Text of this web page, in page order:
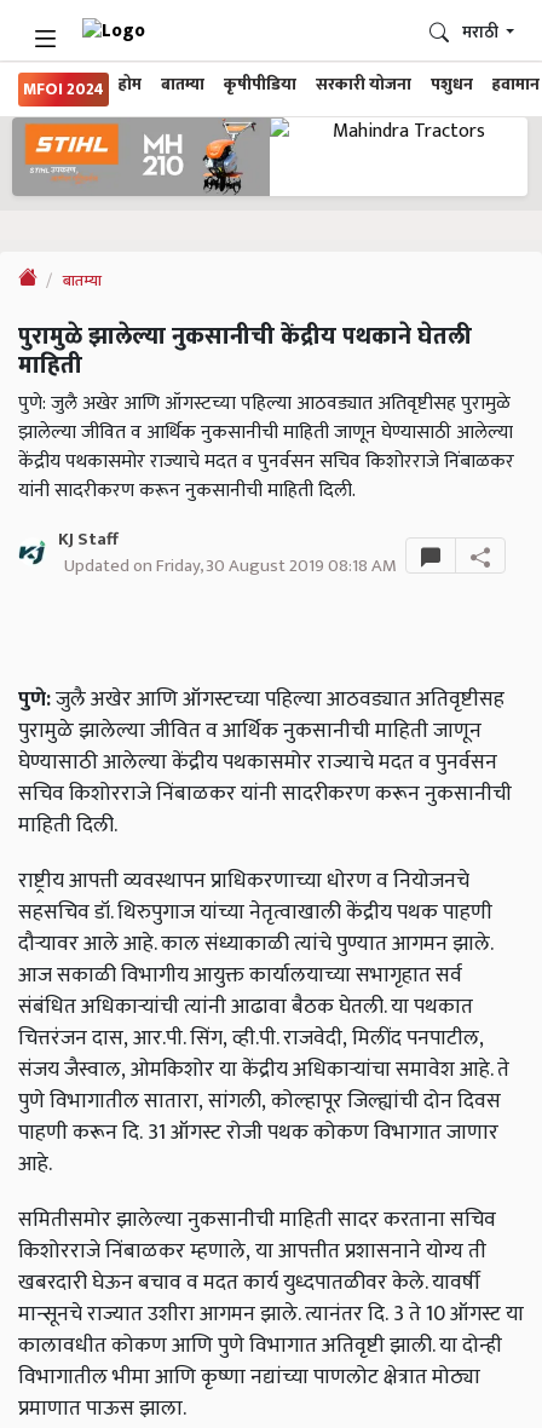
MFOI 2024 होम बातम्या कृषीपीडिया सरकारी योजना पशुधन हवामान
मराठी
बातम्या
पुरामुळे झालेल्या नुकसानीची केंद्रीय पथकाने घेतली
माहिती
पुणे: जुलै अखेर आणि ऑगस्टच्या पहिल्या आठवड्यात अतिवृष्टीसह पुरामुळे
झालेल्या जीवित व आर्थिक नुकसानीची माहिती जाणून घेण्यासाठी आलेल्या
केंद्रीय पथकासमोर राज्याचे मदत व पुनर्वसन सचिव किशोरराजे निंबाळकर
यांनी सादरीकरण करून नुकसानीची माहिती दिली.
KJ Staff
Updated on Friday, 30 August 2019 08:18 AM
पुणे:जुलै अखेर आणि ऑगस्टच्या पहिल्या आठवड्यात अतिवृष्टीसह
पुरामुळे झालेल्या जीवित व आर्थिक नुकसानीची माहिती जाणून
घेण्यासाठी आलेल्या केंद्रीय पथकासमोर राज्याचे मदत व पुनर्वसन
सचिव किशोरराजे निंबाळकर यांनी सादरीकरण करून नुकसानीची
माहिती दिली.
राष्ट्रीय आपत्ती व्यवस्थापन प्राधिकरणाच्या धोरण व नियोजनचे
सहसचिव डॉ. थिरुपुगाज यांच्या नेतृत्वाखाली केंद्रीय पथक पाहणी
दौऱ्यावर आले आहे. काल संध्याकाळी त्यांचे पुण्यात आगमन झाले.
आज सकाळी विभागीय आयुक्त कार्यालयाच्या सभागृहात सर्व
संबंधित अधिकाऱ्यांची त्यांनी आढावा बैठक घेतली. या पथकात
चित्तरंजन दास,आर.पी. सिंग,व्ही.पी. राजवेदी,मिलींद पनपाटील,
संजय जैस्वाल,ओमकिशोर या केंद्रीय अधिकाऱ्यांचा समावेश आहे. ते
पुणे विभागातील सातारा,सांगली,कोल्हापूर जिल्ह्यांची दोन दिवस
पाहणी करून दि.31 ऑगस्ट रोजी पथक कोकण विभागात जाणार
आहे.
समितीसमोर झालेल्या नुकसानीची माहिती सादर करताना सचिव
किशोरराजे निंबाळकर म्हणाले,या आपत्तीत प्रशासनाने योग्य ती
खबरदारी घेऊन बचाव व मदत कार्य युध्दपातळीवर केले. यावर्षी
मान्सूनचे राज्यात उशीरा आगमन झाले. त्यानंतर दि.3ते10ऑगस्ट या
कालावधीत कोकण आणि पुणे विभागात अतिवृष्टी झाली. या दोन्ही
विभागातील भीमा आणि कृष्णा नद्यांच्या पाणलोट क्षेत्रात मोठ्या
प्रमाणात पाऊस झाला.